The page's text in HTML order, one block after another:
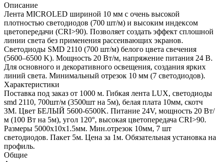
Описание
Лента MICROLED шириной 10 мм с очень высокой
плотностью светодиодов (700 шт/м) и высоким индексом
цветопередачи (CRI>90). Позволяет создать эффект сплошной
линии света без применения рассеивающих экранов.
Светодиоды SMD 2110 (700 шт/м) белого цвета свечения
(5600–6500 K). Мощность 20 Вт/м, напряжение питания 24 В.
Для основного и декоративного освещения, создания ярких
линий света. Минимальный отрезок 10 мм (7 светодиодов).
Характеристики
Поставка под заказ от 1000 м. Гибкая лента LUX, светодиоды
smd 2110, 700шт/м (3500шт на 5м), белая плата 10мм, скотч
3М. Цвет БЕЛЫЙ 5600-6500K. Питание 24V, мощность 20 Вт/
м (100 Вт на 5м), угол 120°, высокая цветопередача CRI>90.
Размеры 5000х10x1.5мм. Мин.отрезок 10мм, 7 шт
светодиодов. Пакет 5м. Цена за 1м. Обязательная установка на
профиль.
Общие